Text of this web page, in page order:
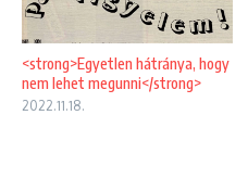
<strong>Egyetlen hátránya, hogy
nem lehet megunni</strong>
2022.11.18.